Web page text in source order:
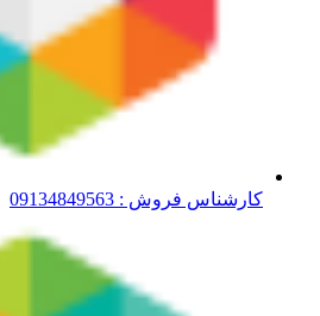
کارشناس فروش : 09134849563